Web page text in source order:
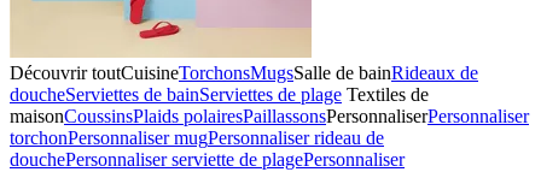
Découvrir toutCuisineTorchonsMugsSalle de bainRideaux de
doucheServiettes de bainServiettes de plage Textiles de
maisonCoussinsPlaids polairesPaillassonsPersonnaliserPersonnaliser
torchonPersonnaliser mugPersonnaliser rideau de
douchePersonnaliser serviette de plagePersonnaliser